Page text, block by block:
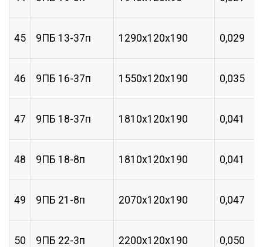
45 9ПБ 13-37п 1290х120х190 0,029
46 9ПБ 16-37п 1550х120х190 0,035
47 9ПБ 18-37п 1810х120х190 0,041
48 9ПБ 18-8п 1810х120х190 0,041
49 9ПБ 21-8п 2070х120х190 0,047
50 9ПБ 22-3п 2200х120х190 0,050